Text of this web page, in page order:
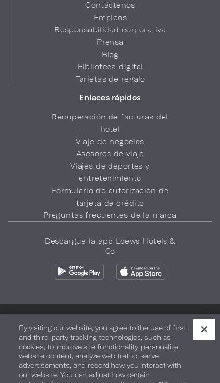
Contáctenos
Empleos
Responsabilidad corporativa
Prensa
Blog
Biblioteca digital
Tarjetas de regalo
Enlaces rápidos
Recuperación de facturas del
hotel
Viaje de negocios
Asesores de viaje
Viajes de deportes y
entretenimiento
Formulario de autorización de
tarjeta de crédito
Preguntas frecuentes de la marca
Descargue la app Loews Hotels &
Co
Seguridad y bienestar Términos de Uso Accesibilidad
Mapa del sitio Sus opciones de privacidad
DERECHOS DE AUTOR 2026.LOEWS HOTELS & CO
By visiting our website, you agree to the use of first
and third-party tracking technologies, such as
cookies, to improve site functionality, personalize
website content, analyze web traffic, serve
advertisements, and record how you interact with
our website. You can adjust how certain